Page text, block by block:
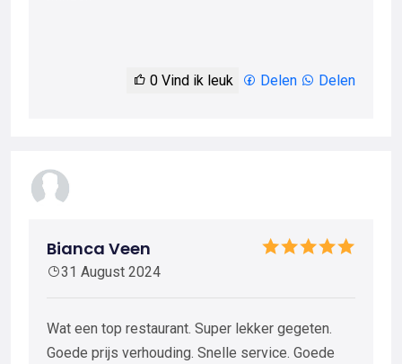
0 Vind ik leuk Delen Delen
Bianca Veen
31 August 2024
Wat een top restaurant. Super lekker gegeten.
Goede prijs verhouding. Snelle service. Goede